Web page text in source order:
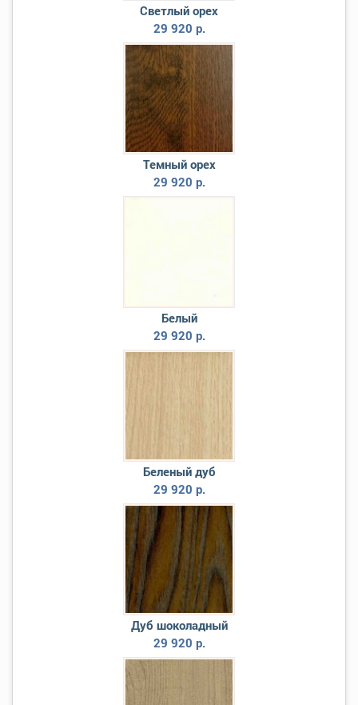
Светлый орех
29 920 р.
Темный орех
29 920 р.
Белый
29 920 р.
Беленый дуб
29 920 р.
Дуб шоколадный
29 920 р.